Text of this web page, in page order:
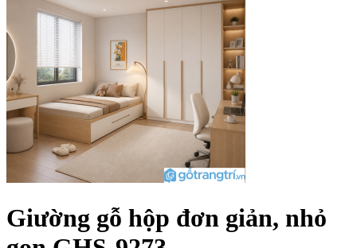
Giường gỗ hộp đơn giản, nhỏ